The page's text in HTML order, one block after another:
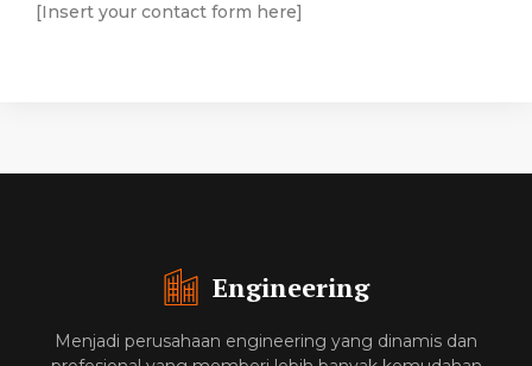
[Insert your contact form here]
Engineering
Menjadi perusahaan engineering yang dinamis dan